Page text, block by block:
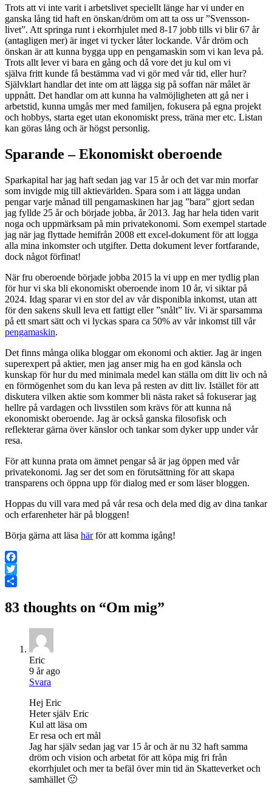
Trots att vi inte varit i arbetslivet speciellt länge har vi under en
ganska lång tid haft en önskan/dröm om att ta oss ur ”Svensson-
livet”. Att springa runt i ekorrhjulet med 8-17 jobb tills vi blir 67 år
(antagligen mer) är inget vi tycker låter lockande. Vår dröm och
önskan är att kunna bygga upp en pengamaskin som vi kan leva på.
Trots allt lever vi bara en gång och då vore det ju kul om vi
själva fritt kunde få bestämma vad vi gör med vår tid, eller hur?
Självklart handlar det inte om att lägga sig på soffan när målet är
uppnått. Det handlar om att kunna ha valmöjligheten att gå ner i
arbetstid, kunna umgås mer med familjen, fokusera på egna projekt
och hobbys, starta eget utan ekonomiskt press, träna mer etc. Listan
kan göras lång och är högst personlig.
Sparande – Ekonomiskt oberoende
Sparkapital har jag haft sedan jag var 15 år och det var min morfar
som invigde mig till aktievärlden. Spara som i att lägga undan
pengar varje månad till pengamaskinen har jag ”bara” gjort sedan
jag fyllde 25 år och började jobba, år 2013. Jag har hela tiden varit
noga och uppmärksam på min privatekonomi. Som exempel startade
jag när jag flyttade hemifrån 2008 ett excel-dokument för att logga
alla mina inkomster och utgifter. Detta dokument lever fortfarande,
dock något förfinat!
När fru oberoende började jobba 2015 la vi upp en mer tydlig plan
för hur vi ska bli ekonomiskt oberoende inom 10 år, vi siktar på
2024. Idag sparar vi en stor del av vår disponibla inkomst, utan att
för den sakens skull leva ett fattigt eller ”snålt” liv. Vi är sparsamma
på ett smart sätt och vi lyckas spara ca 50% av vår inkomst till vår
pengamaskin.
Det finns många olika bloggar om ekonomi och aktier. Jag är ingen
superexpert på aktier, men jag anser mig ha en god känsla och
kunskap för hur du med minimala medel kan ställa om ditt liv och nå
en förmögenhet som du kan leva på resten av ditt liv. Istället för att
diskutera vilken aktie som kommer bli nästa raket så fokuserar jag
hellre på vardagen och livsstilen som krävs för att kunna nå
ekonomiskt oberoende. Jag är också ganska filosofisk och
reflekterar gärna över känslor och tankar som dyker upp under vår
resa.
För att kunna prata om ämnet pengar så är jag öppen med vår
privatekonomi. Jag ser det som en förutsättning för att skapa
transparens och öppna upp för dialog med er som läser bloggen.
Hoppas du vill vara med på vår resa och dela med dig av dina tankar
och erfarenheter här på bloggen!
Börja gärna att läsa härför att komma igång!
Facebook
Twitter
83 thoughts on “Om mig”
Eric
9 år ago
Svara
Hej Eric
Heter själv Eric
Kul att läsa om
Er resa och ert mål
Jag har själv sedan jag var 15 år och är nu 32 haft samma
dröm och vision och arbetat för att köpa mig fri från
ekorrhjulet och mer ta befäl över min tid än Skatteverket och
samhället 🙂